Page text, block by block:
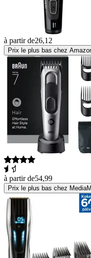
à partir de26,12
Prix le plus bas chez
à partir de54,99
Prix le plus bas chez